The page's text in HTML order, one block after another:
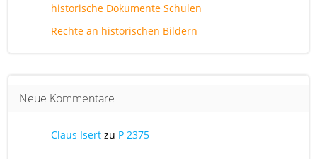
historische Dokumente Schulen
Rechte an historischen Bildern
Neue Kommentare
Claus Isert zu P 2375